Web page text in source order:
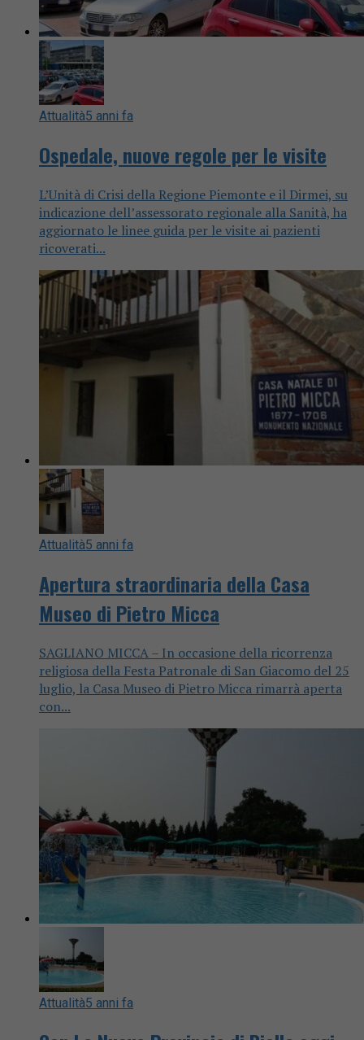
Attualità5 anni fa
Ospedale, nuove regole per le visite
L’Unità di Crisi della Regione Piemonte e il Dirmei, su
indicazione dell’assessorato regionale alla Sanità, ha
aggiornato le linee guida per le visite ai pazienti
ricoverati...
Attualità5 anni fa
Apertura straordinaria della Casa
Museo di Pietro Micca
SAGLIANO MICCA – In occasione della ricorrenza
religiosa della Festa Patronale di San Giacomo del 25
luglio, la Casa Museo di Pietro Micca rimarrà aperta
con...
Attualità5 anni fa